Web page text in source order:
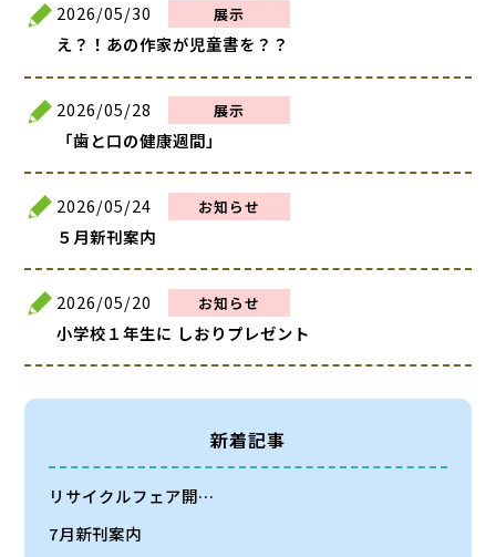
2026/05/30 展示
え？！あの作家が児童書を？？
2026/05/28 展示
「歯と口の健康週間」
2026/05/24 お知らせ
５月新刊案内
2026/05/20 お知らせ
小学校１年生に しおりプレゼント
新着記事
リサイクルフェア開…
7月新刊案内